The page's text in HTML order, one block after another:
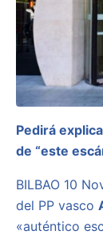
Pedirá
de “este
BILBAO 10
del PP vasco
«auténtico